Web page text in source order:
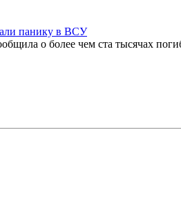
панику в ВСУ
о более чем ста тысячах